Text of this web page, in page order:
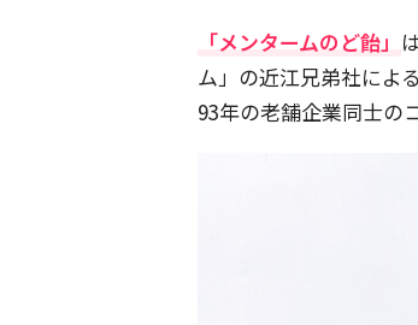
「メンタームのど飴」
ム」の近江兄弟社によ
93年の老舗企業同士の